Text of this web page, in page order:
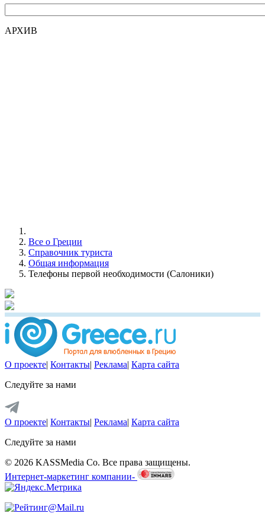
АРХИВ
Все о Греции
Справочник туриста
Общая информация
Телефоны первой необходимости (Салоники)
О проекте| Контакты| Реклама| Карта сайта
Следуйте за нами
О проекте| Контакты| Реклама| Карта сайта
Следуйте за нами
© 2026 KASSMedia Co. Все права защищены.
Интернет-маркетинг компании-